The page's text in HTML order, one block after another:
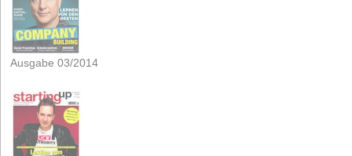
Ausgabe 03/2014